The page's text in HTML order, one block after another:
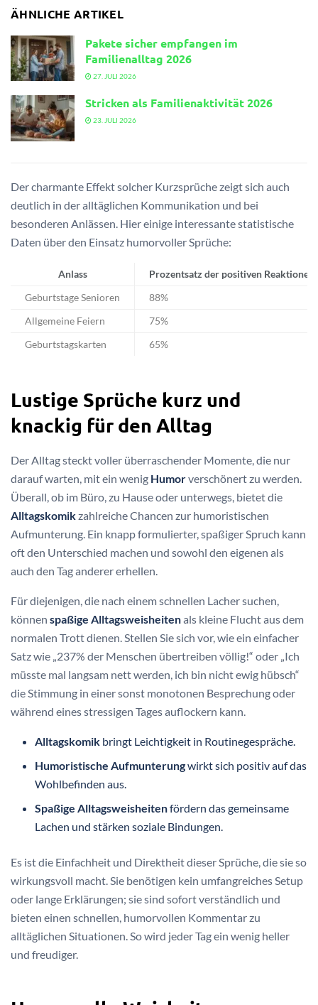
ÄHNLICHE ARTIKEL
Pakete sicher empfangen im
Familienalltag 2026
27. JULI 2026
Stricken als Familienaktivität 2026
23. JULI 2026
Der charmante Effekt solcher Kurzsprüche zeigt sich auch
deutlich in der alltäglichen Kommunikation und bei
besonderen Anlässen. Hier einige interessante statistische
Daten über den Einsatz humorvoller Sprüche:
Anlass Prozentsatz der positiven Reaktionen
Geburtstage Senioren 88%
Allgemeine Feiern 75%
Geburtstagskarten 65%
Lustige Sprüche kurz und
knackig für den Alltag
Der Alltag steckt voller überraschender Momente, die nur
darauf warten, mit ein wenig Humorverschönert zu werden.
Überall, ob im Büro, zu Hause oder unterwegs, bietet die
Alltagskomikzahlreiche Chancen zur humoristischen
Aufmunterung. Ein knapp formulierter, spaßiger Spruch kann
oft den Unterschied machen und sowohl den eigenen als
auch den Tag anderer erhellen.
Für diejenigen, die nach einem schnellen Lacher suchen,
können spaßige Alltagsweisheitenals kleine Flucht aus dem
normalen Trott dienen. Stellen Sie sich vor, wie ein einfacher
Satz wie „237% der Menschen übertreiben völlig!“ oder „Ich
müsste mal langsam nett werden, ich bin nicht ewig hübsch“
die Stimmung in einer sonst monotonen Besprechung oder
während eines stressigen Tages auflockern kann.
Alltagskomik bringt Leichtigkeit in Routinegespräche.
Humoristische Aufmunterungwirkt sich positiv auf das
Wohlbefinden aus.
Spaßige Alltagsweisheitenfördern das gemeinsame
Lachen und stärken soziale Bindungen.
Es ist die Einfachheit und Direktheit dieser Sprüche, die sie so
wirkungsvoll macht. Sie benötigen kein umfangreiches Setup
oder lange Erklärungen; sie sind sofort verständlich und
bieten einen schnellen, humorvollen Kommentar zu
alltäglichen Situationen. So wird jeder Tag ein wenig heller
und freudiger.